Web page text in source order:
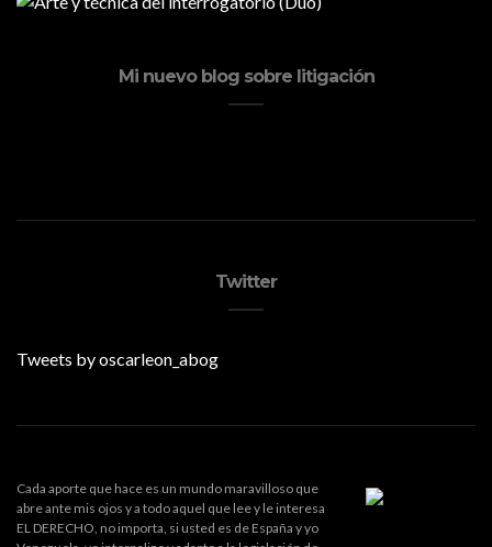
Mi nuevo blog sobre litigación
Twitter
Tweets by oscarleon_abog
Cada aporte que hace es un mundo maravilloso que
abre ante mis ojos y a todo aquel que lee y le interesa
EL DERECHO, no importa, si usted es de España y yo